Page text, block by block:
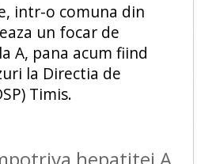
intr-o comuna din
un focar de
A, pana acum fiind
la Directia de
Timis.